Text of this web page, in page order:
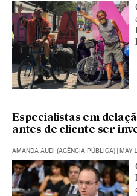
Especialistas em
antes de cliente ser
AMANDA AUDI (AGÊNCIA PÚBLICA) | MAY